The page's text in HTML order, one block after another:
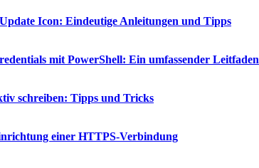
Icon: Eindeutige Anleitungen und Tipps
mit PowerShell: Ein umfassender Leitfaden
schreiben: Tipps und Tricks
einer HTTPS-Verbindung